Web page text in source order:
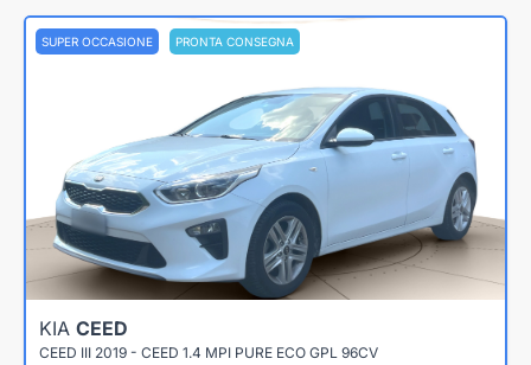
SUPER OCCASIONE PRONTA CONSEGNA
KIA CEED
CEED III 2019 - CEED 1.4 MPI PURE ECO GPL 96CV